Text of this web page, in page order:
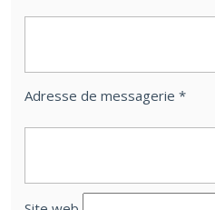
Adresse de messagerie *